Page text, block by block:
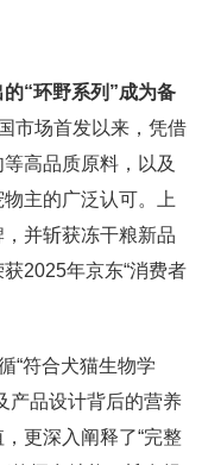
“环野系列”成为备
市场首发以来，凭借
高品质原料，以及
主的广泛认可。上
并斩获冻干粮新品
2025年京东“消费者
“符合犬猫生物学
产品设计背后的营养
更深入阐释了“完整